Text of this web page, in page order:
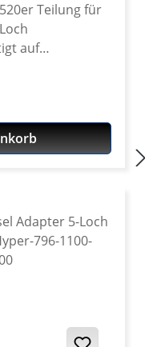
Teilung für
auf
aus
Lieferbar in
- 525) und
Passend
bei
sowie bei
eloxiert